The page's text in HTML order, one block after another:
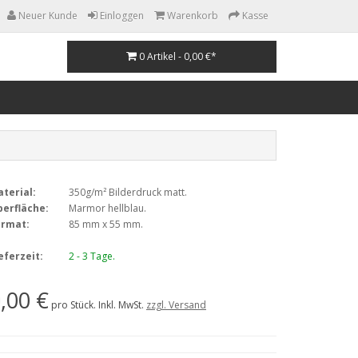
Neuer Kunde Einloggen Warenkorb Kasse
0 Artikel - 0,00 €*
350g/m² Bilderdruck matt.
Marmor hellblau.
85 mm x 55 mm.
2 - 3 Tage.
€ pro Stück. Inkl. MwSt. zzgl. Versand